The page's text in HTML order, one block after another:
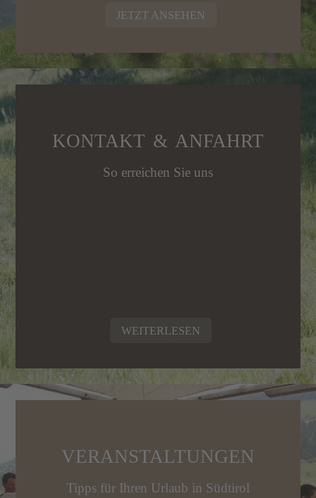
JETZT ANSEHEN
KONTAKT & ANFAHRT
So erreichen Sie uns
WEITERLESEN
VERANSTALTUNGEN
Tipps für Ihren Urlaub in Südtirol